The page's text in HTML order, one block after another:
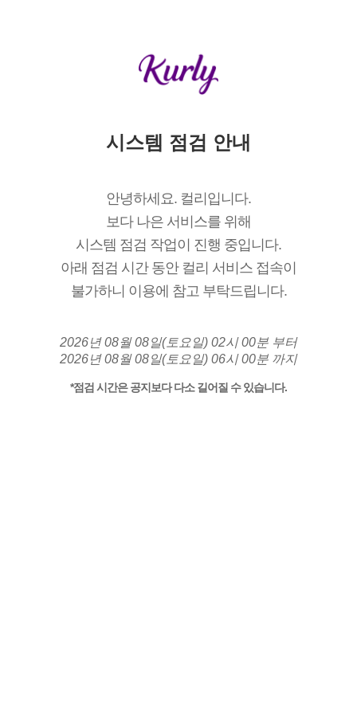
시스템 점검 안내
안녕하세요. 컬리입니다.
보다 나은 서비스를 위해
시스템 점검 작업이 진행 중입니다.
아래 점검 시간 동안 컬리 서비스 접속이
불가하니 이용에 참고 부탁드립니다.
2026년 08월 08일(토요일) 02시 00분 부터
2026년 08월 08일(토요일) 06시 00분 까지
*점검 시간은 공지보다 다소 길어질 수 있습니다.